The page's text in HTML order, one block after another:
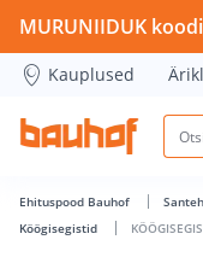
KÖÖGISEGISTI
MURUNIIDUK
Kauplused
Ehituspood Bauhof
Köögisegistid